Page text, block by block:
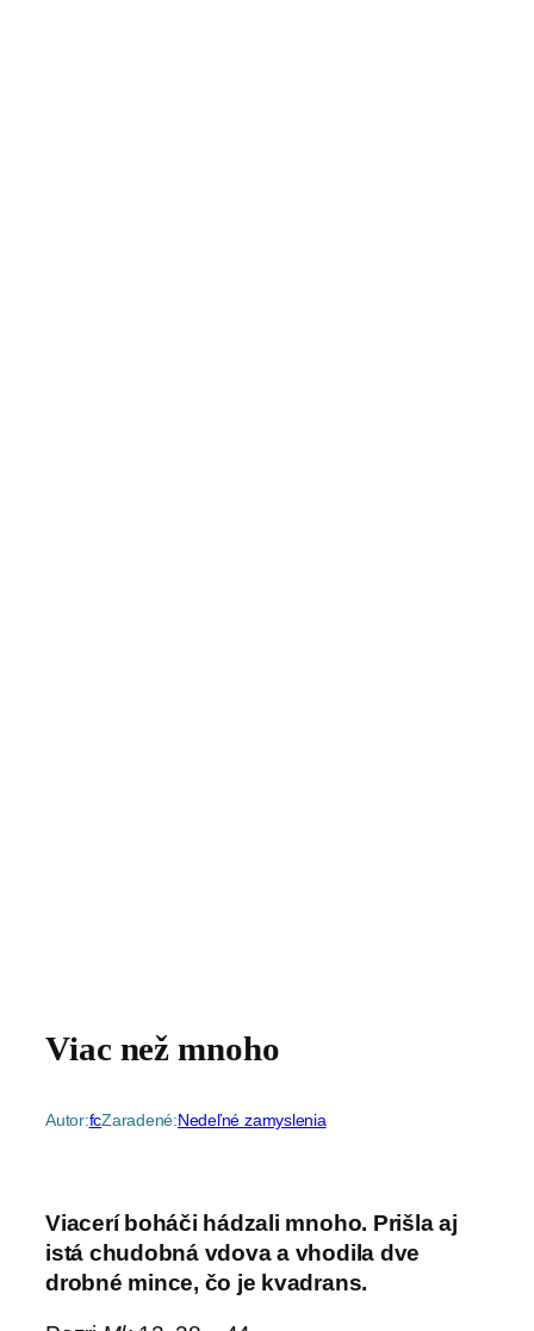
Viac než mnoho
Autor:fcZaradené:Nedeľné zamyslenia
Viacerí boháči hádzali mnoho. Prišla aj
istá chudobná vdova a vhodila dve
drobné mince, čo je kvadrans.